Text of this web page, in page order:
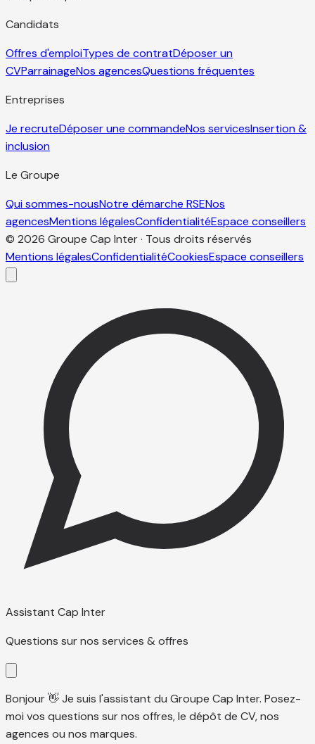
Candidats
Offres d'emploiTypes de contratDéposer un
CVParrainageNos agencesQuestions fréquentes
Entreprises
Je recruteDéposer une commandeNos servicesInsertion &
inclusion
Le Groupe
Qui sommes-nousNotre démarche RSENos
agencesMentions légalesConfidentialitéEspace conseillers
© 2026 Groupe Cap Inter · Tous droits réservés
Mentions légalesConfidentialitéCookiesEspace conseillers
Assistant Cap Inter
Questions sur nos services & offres
Bonjour 👋 Je suis l'assistant du Groupe Cap Inter. Posez-
moi vos questions sur nos offres, le dépôt de CV, nos
agences ou nos marques.